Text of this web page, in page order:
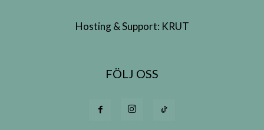
Hosting & Support: KRUT
FÖLJ OSS